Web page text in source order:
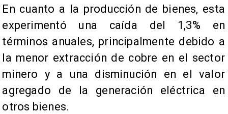
En cuanto a la producción de bienes, esta
experimentó una caída del 1,3% en
términos anuales, principalmente debido a
la menor extracción de cobre en el sector
minero y a una disminución en el valor
agregado de la generación eléctrica en
otros bienes.